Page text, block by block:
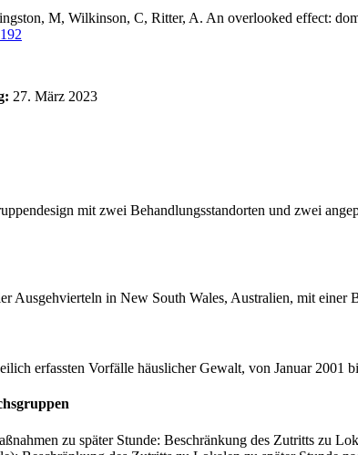
M, Wilkinson, C, Ritter, A. An overlooked effect:
27. März 2023
mit zwei Behandlungsstandorten und zwei
Ausgehvierteln in New South Wales, Australien, mit einer
erfassten Vorfälle häuslicher Gewalt, von Januar 2001
zu später Stunde: Beschränkung des Zutritts zu